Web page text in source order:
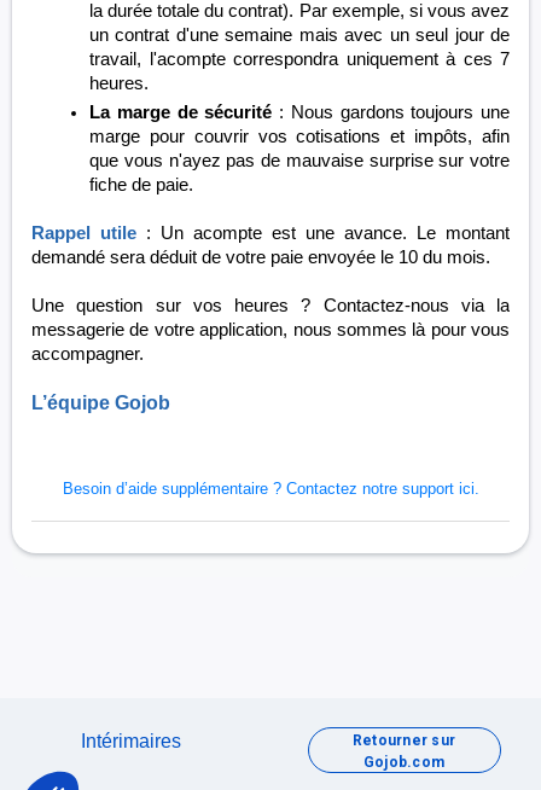
la durée totale du contrat). Par exemple, si vous avez
un contrat d'une semaine mais avec un seul jour de
travail, l'acompte correspondra uniquement à ces 7
heures.
La marge de sécurité : Nous gardons toujours une
marge pour couvrir vos cotisations et impôts, afin
que vous n'ayez pas de mauvaise surprise sur votre
fiche de paie.
Rappel utile : Un acompte est une avance. Le montant
demandé sera déduit de votre paie envoyée le 10 du mois.
Une question sur vos heures ? Contactez-nous via la
messagerie de votre application, nous sommes là pour vous
accompagner.
L’équipe Gojob
Besoin d’aide supplémentaire ? Contactez notre support ici.
Intérimaires
Retourner sur
Gojob.com